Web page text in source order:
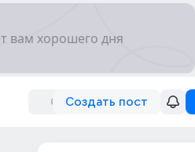
Создать пост